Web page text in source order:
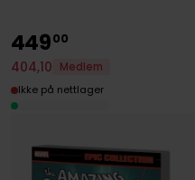
44900
404,10
Medlem
Ikke på nettlager